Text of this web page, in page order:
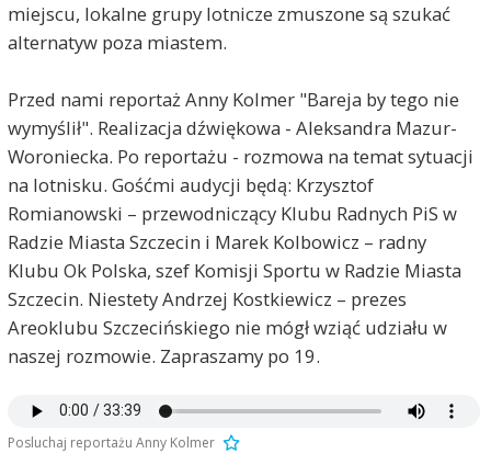
miejscu, lokalne grupy lotnicze zmuszone są szukać
alternatyw poza miastem.
Przed nami reportaż Anny Kolmer "Bareja by tego nie
wymyślił". Realizacja dźwiękowa - Aleksandra Mazur-
Woroniecka. Po reportażu - rozmowa na temat sytuacji
na lotnisku. Gośćmi audycji będą: Krzysztof
Romianowski – przewodniczący Klubu Radnych PiS w
Radzie Miasta Szczecin i Marek Kolbowicz – radny
Klubu Ok Polska, szef Komisji Sportu w Radzie Miasta
Szczecin. Niestety Andrzej Kostkiewicz – prezes
Areoklubu Szczecińskiego nie mógł wziąć udziału w
naszej rozmowie. Zapraszamy po 19.
Posluchaj reportażu Anny Kolmer